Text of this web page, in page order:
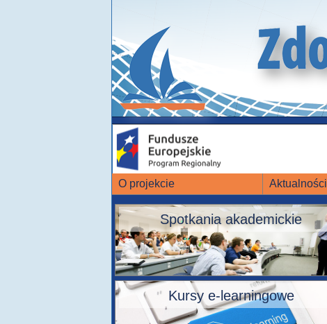
O projekcie Aktualności
Spotkania akademickie
Kursy e-learningowe